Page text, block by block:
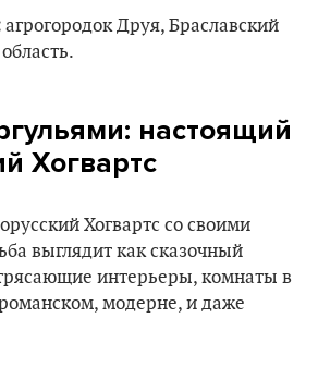
агрогородок Друя, Браславский
: настоящий
Хогвартс
Хогвартс со своими
выглядит как сказочный
интерьеры, комнаты в
модерне, и даже